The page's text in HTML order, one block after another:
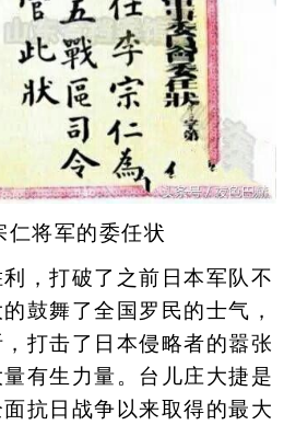
军的委任状
打破了之前日本军队不
鼓舞了全国罗民的士气，
打击了日本侵略者的嚣张
有生力量。台儿庄大捷是
抗日战争以来取得的最大